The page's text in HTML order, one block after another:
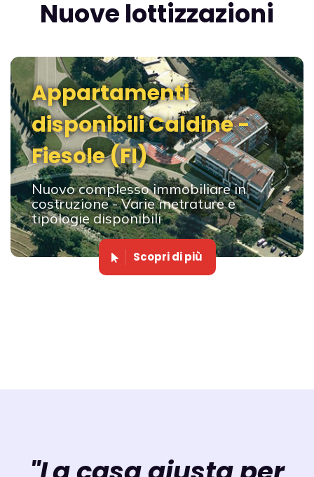
Nuove lottizzazioni
Appartamenti
disponibili Caldine -
Fiesole (FI)
Nuovo complesso immobiliare in
costruzione - Varie metrature e
tipologie disponibili
Scopri di più